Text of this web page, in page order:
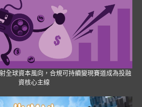
全球資本風向，合規可持續變現賽道成為投融
資核心主線